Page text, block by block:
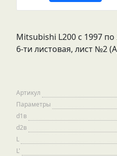
Mitsubishi L200 с 1997
6-ти листовая, лист №2
Артикул
Параметры
d1в
d2в
L
L'